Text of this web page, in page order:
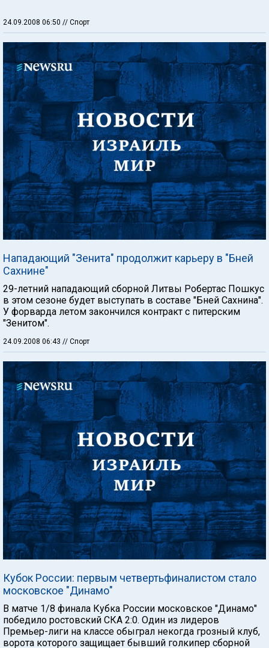
24.09.2008 06:50 // Спорт
Нападающий "Зенита" продолжит карьеру в "Бней
Сахнине"
29-летний нападающий сборной Литвы Робертас Пошкус
в этом сезоне будет выступать в составе "Бней Сахнина".
У форварда летом закончился контракт с питерским
"Зенитом".
24.09.2008 06:43 // Спорт
Кубок России: первым четвертьфиналистом стало
московское "Динамо"
В матче 1/8 финала Кубка России московское "Динамо"
победило ростовский СКА 2:0. Один из лидеров
Премьер-лиги на классе обыграл некогда грозный клуб,
ворота которого защищает бывший голкипер сборной